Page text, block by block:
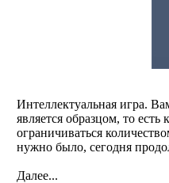
Интеллектуальная игра.
является образцом, то
ограничиваться
нужно было, сегодня
Далее...